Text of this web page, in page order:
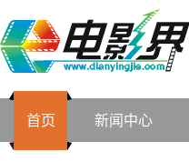
首页 新闻中心